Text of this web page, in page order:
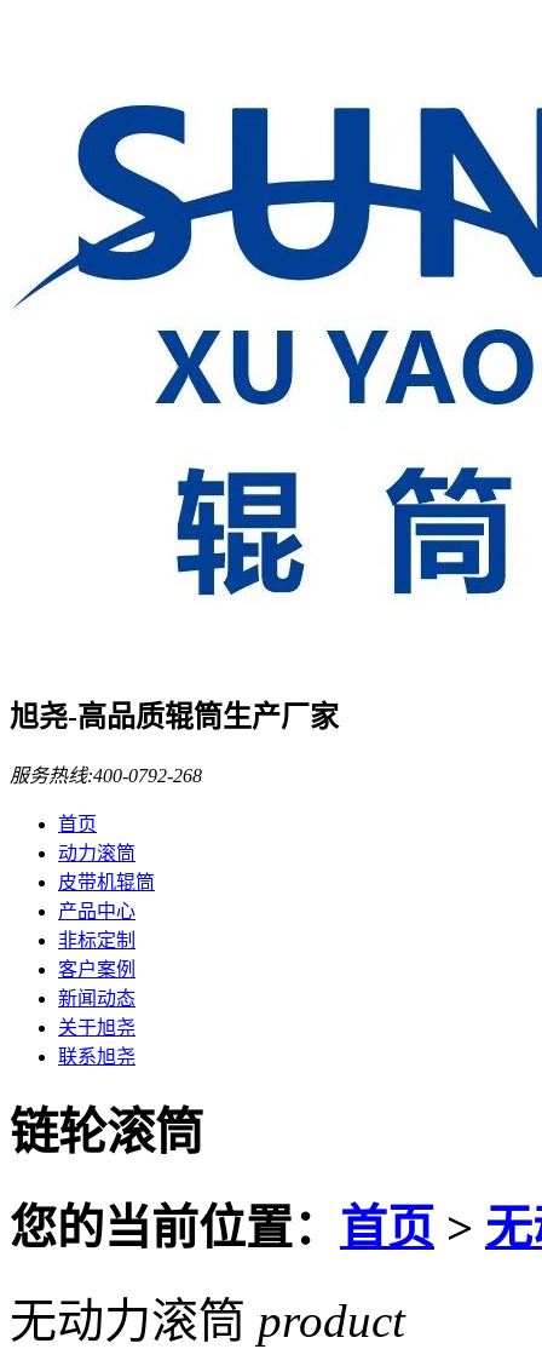
旭尧-高品质辊筒生产厂家
服务热线:400-0792-268
首页
动力滚筒
皮带机辊筒
产品中心
非标定制
客户案例
新闻动态
关于旭尧
联系旭尧
链轮滚筒
您的当前位置： 首页 >
无动力滚筒 product